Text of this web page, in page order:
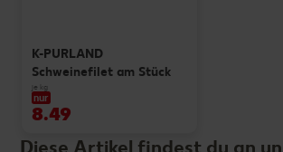
K-PURLAND
Schweinefilet am Stück
je kg
nur
8.49
Diese Artikel findest du an